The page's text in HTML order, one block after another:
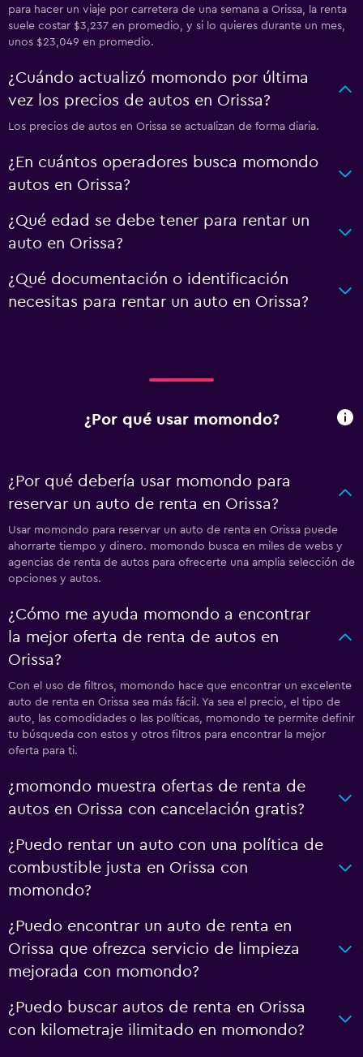
para hacer un viaje por carretera de una semana a Orissa, la renta
suele costar $3,237 en promedio, y si lo quieres durante un mes,
unos $23,049 en promedio.
¿Cuándo actualizó momondo por última
vez los precios de autos en Orissa?
Los precios de autos en Orissa se actualizan de forma diaria.
¿En cuántos operadores busca momondo
autos en Orissa?
¿Qué edad se debe tener para rentar un
auto en Orissa?
¿Qué documentación o identificación
necesitas para rentar un auto en Orissa?
¿Por qué usar momondo?
¿Por qué debería usar momondo para
reservar un auto de renta en Orissa?
Usar momondo para reservar un auto de renta en Orissa puede
ahorrarte tiempo y dinero. momondo busca en miles de webs y
agencias de renta de autos para ofrecerte una amplia selección de
opciones y autos.
¿Cómo me ayuda momondo a encontrar
la mejor oferta de renta de autos en
Orissa?
Con el uso de filtros, momondo hace que encontrar un excelente
auto de renta en Orissa sea más fácil. Ya sea el precio, el tipo de
auto, las comodidades o las políticas, momondo te permite definir
tu búsqueda con estos y otros filtros para encontrar la mejor
oferta para ti.
¿momondo muestra ofertas de renta de
autos en Orissa con cancelación gratis?
¿Puedo rentar un auto con una política de
combustible justa en Orissa con
momondo?
¿Puedo encontrar un auto de renta en
Orissa que ofrezca servicio de limpieza
mejorada con momondo?
¿Puedo buscar autos de renta en Orissa
con kilometraje ilimitado en momondo?